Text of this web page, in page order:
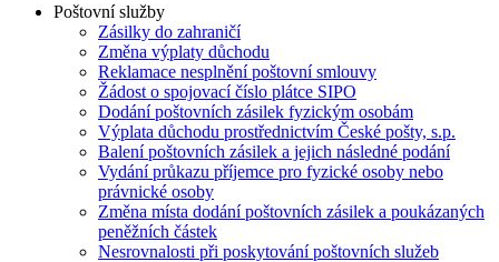
Poštovní služby
Zásilky do zahraničí
Změna výplaty důchodu
Reklamace nesplnění poštovní smlouvy
Žádost o spojovací číslo plátce SIPO
Dodání poštovních zásilek fyzickým osobám
Výplata důchodu prostřednictvím České pošty, s.p.
Balení poštovních zásilek a jejich následné podání
Vydání průkazu příjemce pro fyzické osoby nebo
právnické osoby
Změna místa dodání poštovních zásilek a poukázaných
peněžních částek
Nesrovnalosti při poskytování poštovních služeb